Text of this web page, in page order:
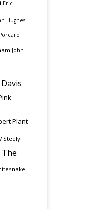
Eric
Hughes
John
Plant
Steely
The